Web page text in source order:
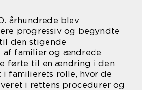
århundrede blev
progressiv og begyndte
den stigende
af familier og ændrede
førte til en ændring i den
i familierets rolle, hvor de
i rettens procedurer og